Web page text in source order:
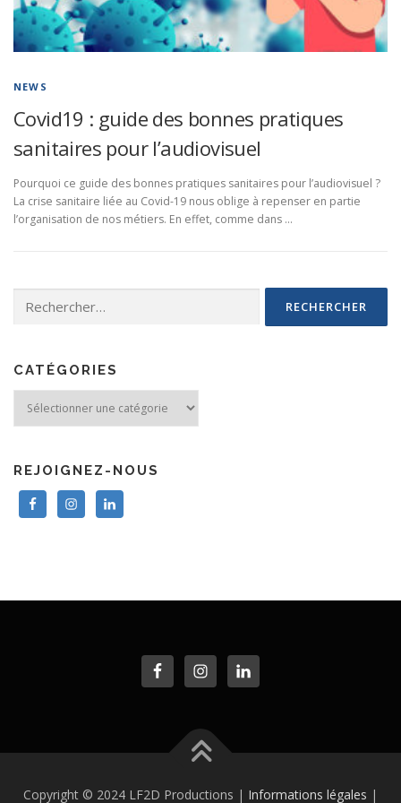
NEWS
Covid19 : guide des bonnes pratiques
sanitaires pour l’audiovisuel
Pourquoi ce guide des bonnes pratiques sanitaires pour l’audiovisuel ?
La crise sanitaire liée au Covid-19 nous oblige à repenser en partie
l’organisation de nos métiers. En effet, comme dans …
CATÉGORIES
REJOIGNEZ-NOUS
Copyright © 2024 LF2D Productions | Informations légales |